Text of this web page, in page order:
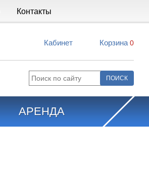
Контакты
Кабинет Корзина 0
АРЕНДА